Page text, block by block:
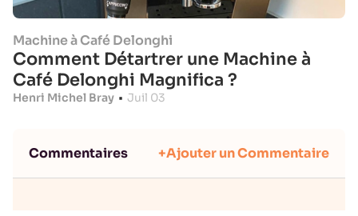
Machine à Café Delonghi
Comment Détartrer une Machine à
Café Delonghi Magnifica ?
Henri Michel Bray • Juil 03
Commentaires +Ajouter un Commentaire